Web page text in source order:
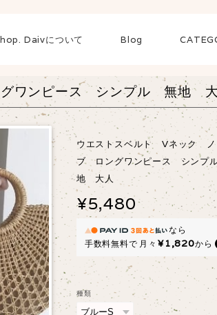
Daivについて Blog
ワンピース シンプル 無地
ウエストスベルト Vネック ノ
ブ ロングワンピース シンプ
地 大人
¥5,480
なら
手数料無料で 月々 ¥1,820から
種類